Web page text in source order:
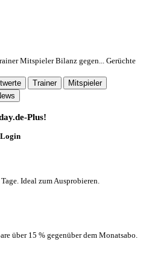
Mitspieler Bilanz gegen... Gerüchte
Trainer
Mitspieler
Plus!
Ideal zum Ausprobieren.
über 15 % gegenüber dem Monatsabo.